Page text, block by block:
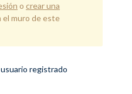
o crear una
el muro de este
registrado